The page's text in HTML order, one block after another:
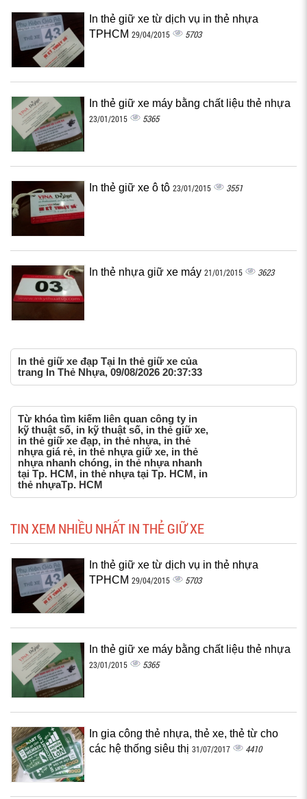
In thẻ giữ xe từ dịch vụ in thẻ nhựa
TPHCM 29/04/2015 5703
In thẻ giữ xe máy bằng chất liệu thẻ nhựa
23/01/2015 5365
In thẻ giữ xe ô tô 23/01/2015 3551
In thẻ nhựa giữ xe máy 21/01/2015 3623
In thẻ giữ xe đạp Tại In thẻ giữ xe của
trang In Thẻ Nhựa, 09/08/2026 20:37:33
Từ khóa tìm kiếm liên quan công ty in
kỹ thuật số, in kỹ thuật số, in thẻ giữ xe,
in thẻ giữ xe đạp, in thẻ nhựa, in thẻ
nhựa giá rẻ, in thẻ nhựa giữ xe, in thẻ
nhựa nhanh chóng, in thẻ nhựa nhanh
tại Tp. HCM, in thẻ nhựa tại Tp. HCM, in
thẻ nhựaTp. HCM
TIN XEM NHIỀU NHẤT IN THẺ GIỮ XE
In thẻ giữ xe từ dịch vụ in thẻ nhựa
TPHCM 29/04/2015 5703
In thẻ giữ xe máy bằng chất liệu thẻ nhựa
23/01/2015 5365
In gia công thẻ nhựa, thẻ xe, thẻ từ cho
các hệ thống siêu thị 31/07/2017 4410